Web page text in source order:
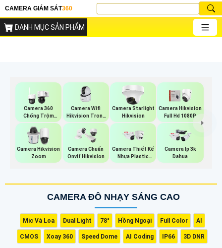
CAMERA GIÁM SÁT360
DANH MỤC SẢN PHẨM
Camera 360
Chống Trộm
Hikvision
Camera Wifi
Hikvision Trong
Nhà
Camera Starlight
Hikvision
Camera Hikvision
Full Hd 1080P
Camera Hikvision
Zoom
Camera Chuẩn
Onvif Hikvision
Camera Thiết Kế
Nhựa Plastic
Dahua
Camera Ip 3k
Dahua
CAMERA ĐÔ NHẠY SÁNG CAO
Mic Và Loa Dual Light 78° Hồng Ngoại Full Color AI
CMOS Xoay 360 Speed Dome AI Coding IP66 3D DNR